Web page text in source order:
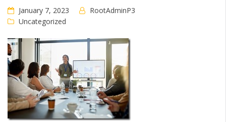
January 7, 2023
RootAdminP3
Uncategorized